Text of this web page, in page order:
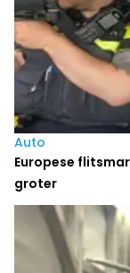
Auto
Europese
groter